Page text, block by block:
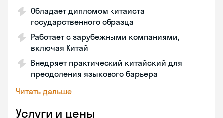
Обладает дипломом китаиста
государственного образца
Работает с зарубежными компаниями,
включая Китай
Внедряет практический китайский для
преодоления языкового барьера
Читать дальше
Услуги и цены